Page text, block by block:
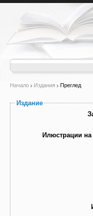
Начало Издания Преглед
Издание
Илюстрации на